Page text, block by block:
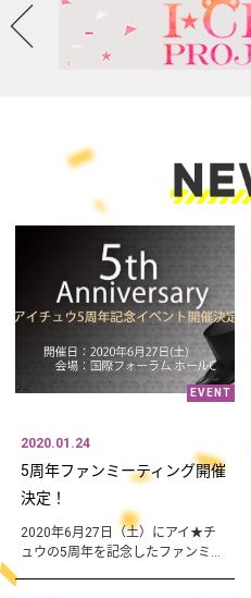
EVENT
2020.01.24
5周年ファンミーティング開催
決定！
2020年6月27日（土）にアイ★チ
ュウの5周年を記念したファンミ...